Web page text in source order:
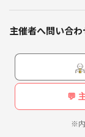
宇多田ヒ
Mrs.
Creepy
主催者へ問い合わ
💬
※内